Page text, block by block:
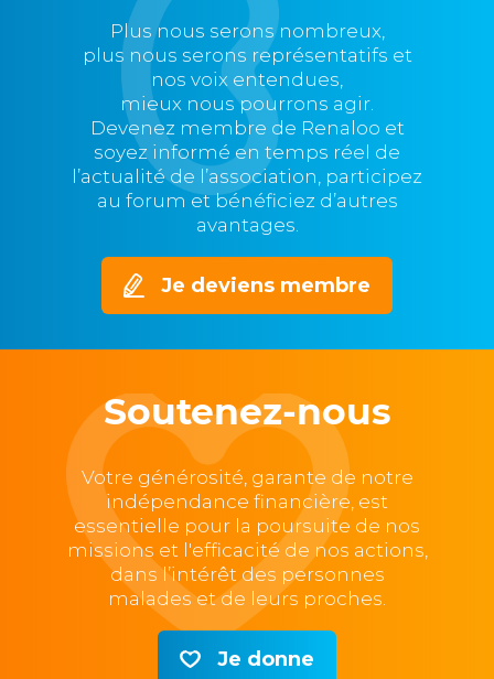
Plus nous serons nombreux,
plus nous serons représentatifs et
nos voix entendues,
mieux nous pourrons agir.
Devenez membre de Renaloo et
soyez informé en temps réel de
l’actualité de l’association, participez
au forum et bénéficiez d’autres
avantages.
Je deviens membre
Soutenez-nous
Votre générosité, garante de notre
indépendance financière, est
essentielle pour la poursuite de nos
missions et l'efficacité de nos actions,
dans l’intérêt des personnes
malades et de leurs proches.
Je donne